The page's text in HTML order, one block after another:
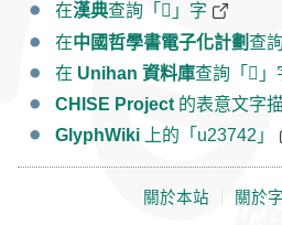
在漢典查詢「𣝂」字
在中國哲學書電子化計劃查
在 Unihan 資料庫查詢「𣝂」
CHISE Project 的表意文字
GlyphWiki 上的「u23742」
關於本站 關於